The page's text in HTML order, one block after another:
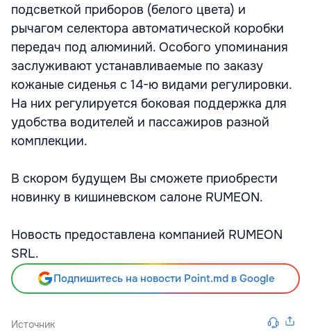
подсветкой приборов (белого цвета) и
рычагом селектора автоматической коробки
передач под алюминий. Особого упоминания
заслуживают устанавливаемые по заказу
кожаные сиденья с 14-ю видами регулировки.
На них регулируется боковая поддержка для
удобства водителей и пассажиров разной
комплекции.
В скором будущем Вы сможете приобрести
новинку в кишиневском салоне RUMEON.
Новость предоставлена компанией RUMEON
SRL.
Подпишитесь на новости Point.md в Google
Источник